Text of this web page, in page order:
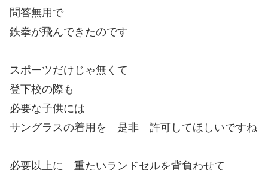
問答無用で
鉄拳が飛んできたのです
スポーツだけじゃ無くて
登下校の際も
必要な子供には
サングラスの着用を 是非 許可してほしいですね
必要以上に 重たいランドセルを背負わせて